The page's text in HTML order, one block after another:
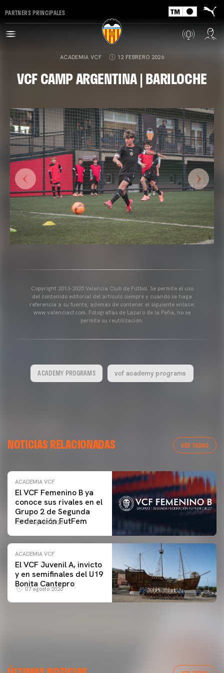
PARTNERS PRINCIPALES
ACADEMIA VCF 12 FEBRERO 2026
VCF CAMP ARGENTINA | BARILOCHE
Copyright 2013-2025 Valencia Club de Fútbol. Se permite el uso
del contenido editorial del artículo siempre y cuando se haga
referencia a su fuente, además de contener el siguiente enlace:
www.valenciacf.com. Fotografías de Lázaro de la Peña, no se
permite su reutilización.
ACADEMY PROGRAMS vcf academy programs
NOTICIAS RELACIONADAS VER TODAS
ACADEMIA VCF
El VCF Femenino B ya
conoce sus rivales en el
Grupo 2 de Segunda
Federación FutFem
07 agosto 2026
ACADEMIA VCF
El VCF Juvenil A, invicto
y en semifinales del U19
Bonita Cantepro
07 agosto 2026
GALERÍA | VALENCIA CF - NEWCASTLE UNITED FC